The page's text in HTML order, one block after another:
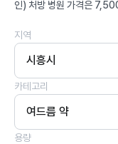
인) 처방 병원 가격은
지역
시흥시
카테고리
여드름 약
용량